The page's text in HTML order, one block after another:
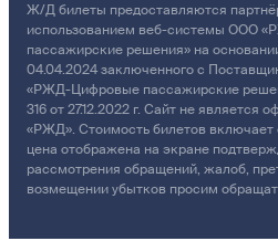
Ж/Д билеты предоставляются
использованием веб-системы ООО
пассажирские решения» на
04.04.2024 заключенного с
«РЖД-Цифровые пассажирские
316 от 27.12.2022 г. Сайт не
«РЖД». Стоимость билетов включает
цена отображена на экране
рассмотрения обращений, жалоб,
возмещении убытков просим